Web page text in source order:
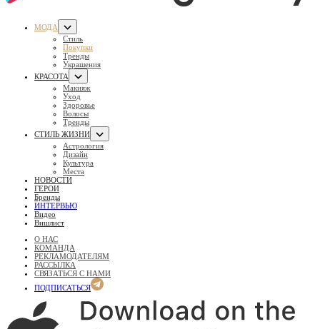
МОДА
Стиль
Покупки
Тренды
Украшения
КРАСОТА
Макияж
Уход
Здоровье
Волосы
Тренды
СТИЛЬ ЖИЗНИ
Астрология
Дизайн
Культура
Места
НОВОСТИ
ГЕРОИ
Бренды
ИНТЕРВЬЮ
Видео
Вишлист
О НАС
КОМАНДА
РЕКЛАМОДАТЕЛЯМ
РАССЫЛКА
СВЯЗАТЬСЯ С НАМИ
ПОДПИСАТЬСЯ